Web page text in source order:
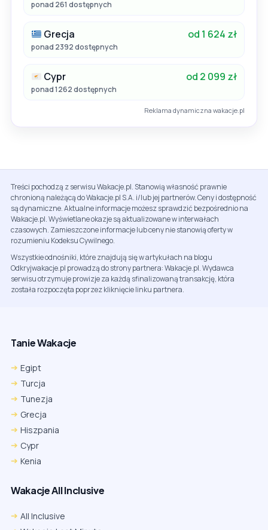
ponad 261 dostępnych
Grecja od 1 624 zł
ponad 2392 dostępnych
Cypr od 2 099 zł
ponad 1262 dostępnych
Reklama dynamiczna wakacje.pl
Treści pochodzą z serwisu Wakacje.pl. Stanowią własność prawnie
chronioną należącą do Wakacje.pl S.A. i/lub jej partnerów. Ceny i dostępność
są dynamiczne. Aktualne informacje możesz sprawdzić bezpośrednio na
Wakacje.pl. Wyświetlane okazje są aktualizowane w interwałach
czasowych. Zamieszczone informacje lub ceny nie stanowią oferty w
rozumieniu Kodeksu Cywilnego.
Wszystkie odnośniki, które znajdują się w artykułach na blogu
Odkryjwakacje.pl prowadzą do strony partnera: Wakacje.pl. Wydawca
serwisu otrzymuje prowizje za każdą sfinalizowaną transakcję, która
została rozpoczęta poprzez kliknięcie linku partnera.
Tanie Wakacje
Egipt
Turcja
Tunezja
Grecja
Hiszpania
Cypr
Kenia
Wakacje All Inclusive
All Inclusive